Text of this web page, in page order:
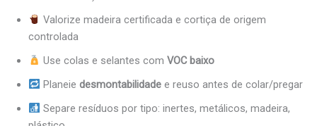
Valorize madeira certificada e cortiça de origem
controlada
Use colas e selantes com VOC baixo
Planeie desmontabilidadee reuso antes de colar/pregar
Separe resíduos por tipo: inertes, metálicos, madeira,